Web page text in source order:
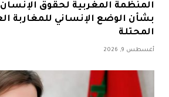
المنظمة المغربية لحقوق
بشأن الوضع الإنساني للمغاربة
المحتلة
أغسطس 9, 2026